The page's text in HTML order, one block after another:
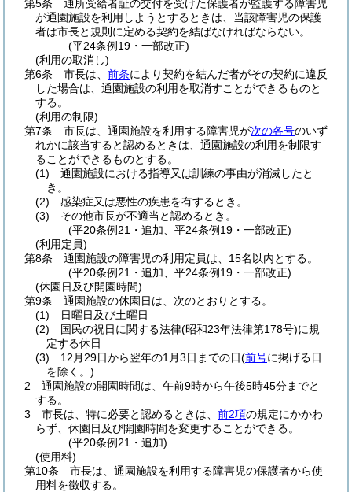
第5条
通所受給者証の交付を受けた保護者が監護する障害児
が通園施設を利用しようとするときは、当該障害児の保護
者は市長と規則に定める契約を結ばなければならない。
(平24条例19・一部改正)
(利用の取消し)
第6条
市長は、 前条により契約を結んだ者がその契約に違反
した場合は、通園施設の利用を取消すことができるものと
する。
(利用の制限)
第7条
市長は、通園施設を利用する障害児が次の各号のいず
れかに該当すると認めるときは、通園施設の利用を制限す
ることができるものとする。
(1)
通園施設における指導又は訓練の事由が消滅したと
き。
(2)
感染症又は悪性の疾患を有するとき。
(3)
その他市長が不適当と認めるとき。
(平20条例21・追加、平24条例19・一部改正)
(利用定員)
第8条
通園施設の障害児の利用定員は、15名以内とする。
(平20条例21・追加、平24条例19・一部改正)
(休園日及び開園時間)
第9条
通園施設の休園日は、次のとおりとする。
(1)
日曜日及び土曜日
(2)
国民の祝日に関する法律(昭和23年法律第178号)に規
定する休日
(3)
12月29日から翌年の1月3日までの日(前号に掲げる日
を除く。)
2
通園施設の開園時間は、午前9時から午後5時45分までと
する。
3
市長は、特に必要と認めるときは、 前2項の規定にかかわ
らず、休園日及び開園時間を変更することができる。
(平20条例21・追加)
(使用料)
第10条
市長は、通園施設を利用する障害児の保護者から使
用料を徴収する。